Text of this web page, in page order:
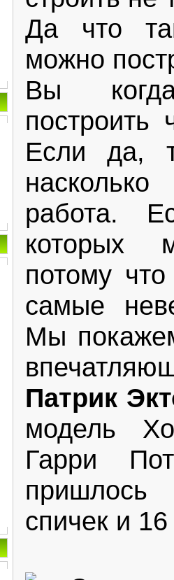
Да что
можно
Вы
построить
Если да,
работа.
которых
потому
самые
Мы
Патрик
модель
Гарри
спичек и